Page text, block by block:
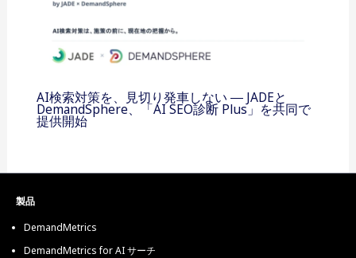
AI検索対策を、見切り発車しない ― JADEと
DemandSphere、「AI SEO診断 Plus」を共同で
提供開始
製品
DemandMetrics
DemandMetrics for AI サーチ